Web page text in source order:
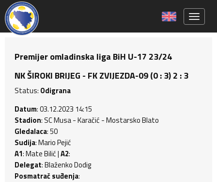
Premijer omladinska liga BiH U-17 23/24
NK ŠIROKI BRIJEG - FK ZVIJEZDA-09 (0 : 3) 2 : 3
Status: Odigrana
Datum: 03.12.2023 14:15
Stadion: SC Musa - Karačić - Mostarsko Blato
Gledalaca: 50
Sudija: Mario Pejić
A1: Mate Bilić |A2:
Delegat: Blaženko Dodig
Posmatrač suđenja: